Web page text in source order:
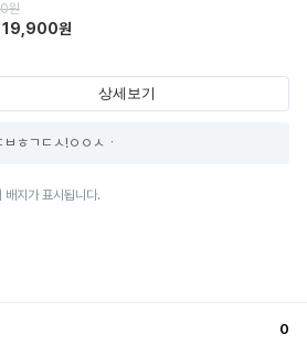
원
19,900원
상세보기
ㅎㄱㄷㅅ!ㅇㅇㅅㆍ
지가 표시됩니다.
0